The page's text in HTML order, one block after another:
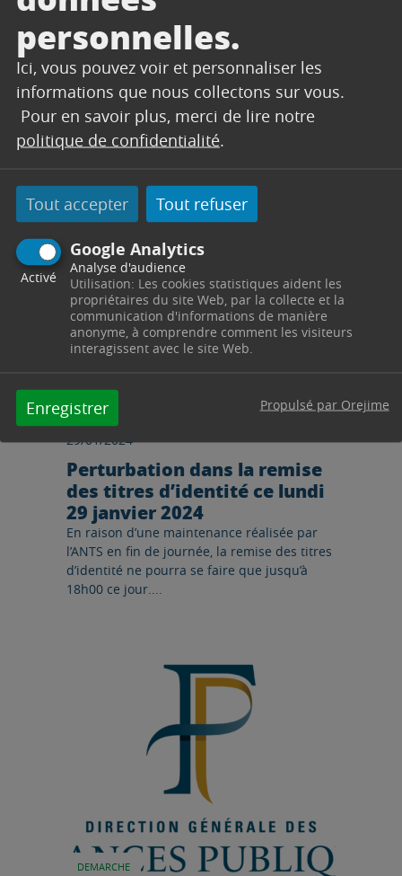
personnelles.
Ici, vous pouvez voir et personnaliser les
informations que nous collectons sur vous.
Pour en savoir plus, merci de lire notre
politique de confidentialité.
Tout accepter Tout refuser
Google Analytics
Activé
Analyse d'audience
Utilisation: Les cookies statistiques aident les
propriétaires du site Web, par la collecte et la
communication d'informations de manière
anonyme, à comprendre comment les visiteurs
interagissent avec le site Web.
Enregistrer Propulsé par Orejime
accompagne dans vos
démarches
Un rappel des obligations déclaratives en
cas de changement d’occupants a été fait
auprès des propriétaires depuis le 20
janvier.Les déclarations doivent être faites...
DEMARCHE
29/01/2024
Perturbation dans la remise
des titres d’identité ce lundi
29 janvier 2024
En raison d’une maintenance réalisée par
l’ANTS en fin de journée, la remise des titres
d’identité ne pourra se faire que jusqu’à
18h00 ce jour....
Lire l'article
DEMARCHE